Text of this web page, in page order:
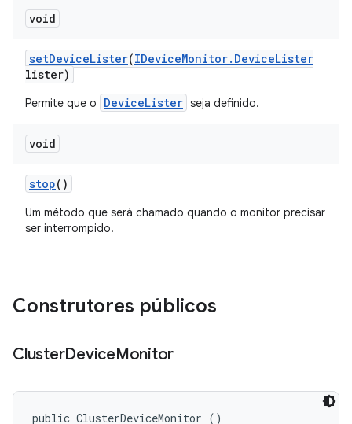
void
setDeviceLister(IDeviceMonitor. DeviceLister
lister)
Permite que o DeviceLister seja definido.
void
stop()
Um método que será chamado quando o monitor precisar
ser interrompido.
Construtores públicos
ClusterDeviceMonitor
public ClusterDeviceMonitor ()